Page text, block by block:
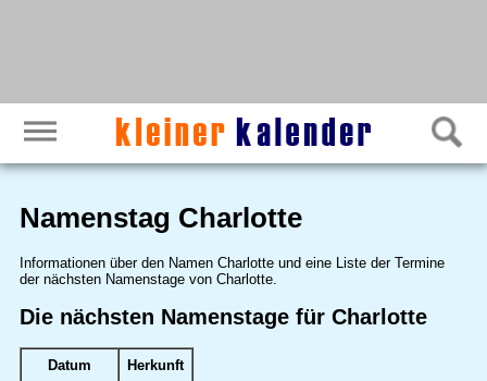
Namenstag Charlotte
Informationen über den Namen Charlotte und eine Liste der Termine
der nächsten Namenstage von Charlotte.
Die nächsten Namenstage für Charlotte
Datum Herkunft